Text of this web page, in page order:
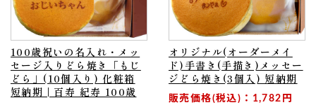
100歳祝いの名入れ・メッ
セージ入りどら焼き「もじ
どら」(10個入り) 化粧箱
短納期 | 百寿 紀寿 100歳
オリジナル(オーダーメイ
ド)手書き(手描き)メッセー
ジどら焼き(3個入) 短納期
販売価格(税込)：1,782円